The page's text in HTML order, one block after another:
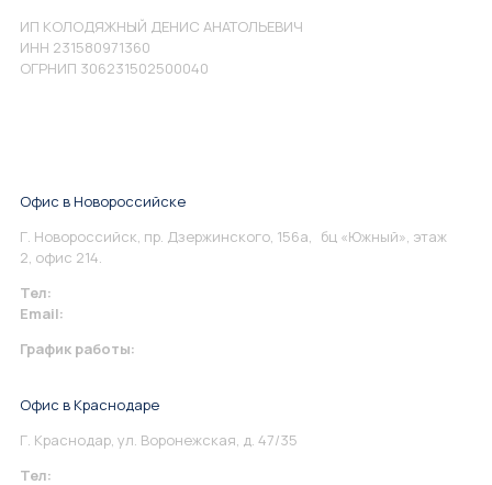
ИП КОЛОДЯЖНЫЙ ДЕНИС АНАТОЛЬЕВИЧ
ИНН 231580971360
ОГРНИП 306231502500040
Офис в Новороссийске
Г. Новороссийск, пр. Дзержинского, 156а, бц «Южный», этаж
2, офис 214.
Тел:
Email:
График работы:
Офис в Краснодаре
Г. Краснодар, ул. Воронежская, д. 47/35
Тел: